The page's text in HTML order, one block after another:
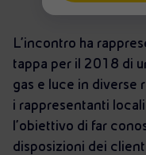
Modello satellitare
Energia accessibile
Innovazione
Scenari energetici
Attività nel mondo
L’incontro ha
tappa per il 2018 di
gas e luce in diverse
i rappresentanti
l’obiettivo di far
disposizioni dei